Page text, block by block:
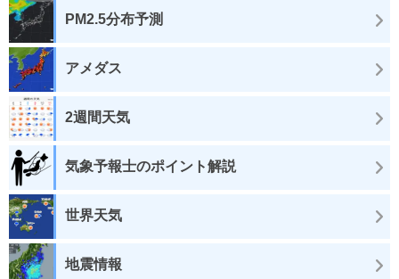
PM2.5分布予測
アメダス
2週間天気
気象予報士のポイント解説
世界天気
地震情報